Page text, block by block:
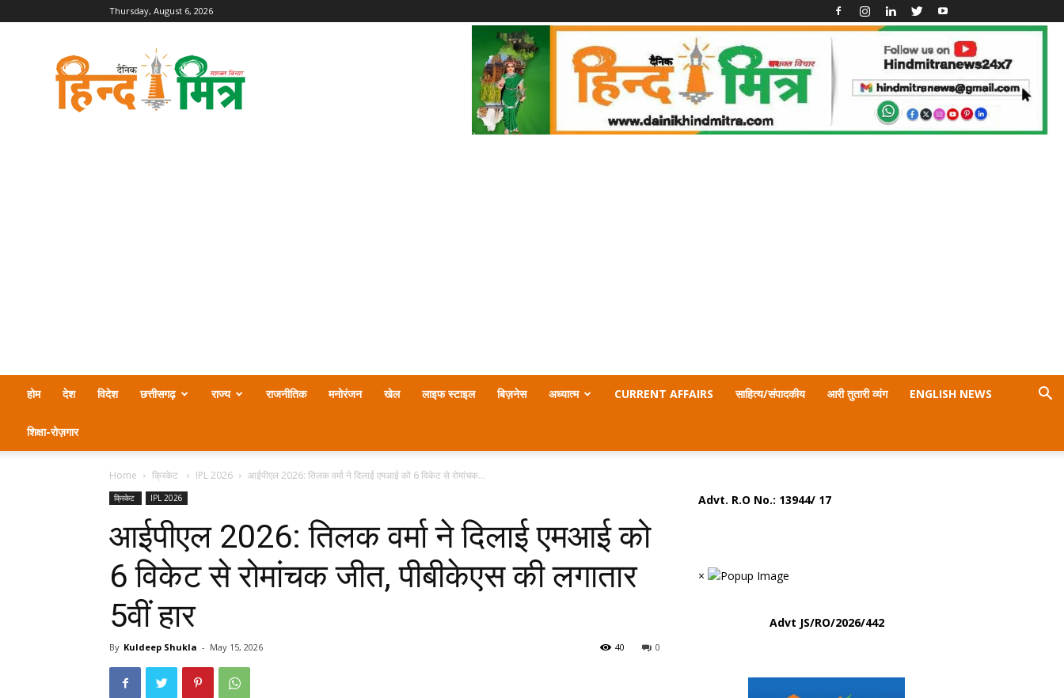
Thursday, August 6, 2026
Dainik
Hind
Mitra
होम देश विदेश छत्तीसगढ़ राज्य राजनीतिक मनोरंजन खेल लाइफ स्टाइल बिज़नेस अध्यात्म CURRENT AFFAIRS साहित्य/संपादकीय आरी तुतारी व्यंग ENGLISH NEWS
शिक्षा-रोज़गार
Home क्रिकेट IPL 2026 आईपीएल 2026: तिलक वर्मा ने दिलाई एमआई को 6 विकेट से रोमांचक...
क्रिकेट IPL 2026
आईपीएल 2026: तिलक वर्मा ने दिलाई एमआई को
6 विकेट से रोमांचक जीत, पीबीकेएस की लगातार
5वीं हार
By Kuldeep Shukla - May 15, 2026 0
40
Advt. R.O No.: 13944/ 17
×
Advt JS/RO/2026/442